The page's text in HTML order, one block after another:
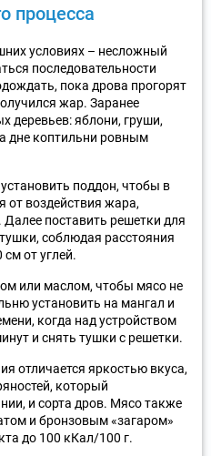
процесса
условиях – несложный
последовательности
пока дрова прогорят
жар. Заранее
деревьев: яблони, груши,
дне коптильни ровным
поддон, чтобы в
от воздействия жара,
Далее поставить решетки для
соблюдая расстояния
от углей.
или маслом, чтобы мясо не
установить на мангал и
когда над устройством
и снять тушки с решетки.
отличается яркостью вкуса,
который
и сорта дров. Мясо также
и бронзовым «загаром»
до 100 кКал/100 г.